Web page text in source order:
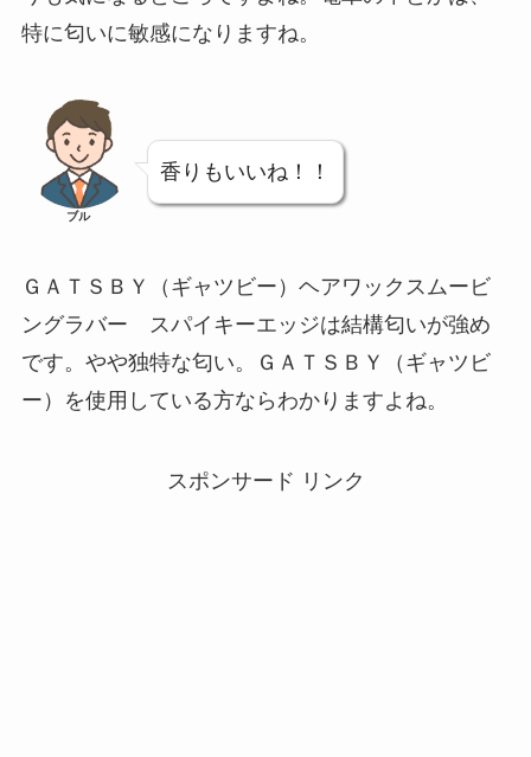
特に匂いに敏感になりますね。
ブル
香りもいいね！！
ＧＡＴＳＢＹ（ギャツビー）ヘアワックスムービ
ングラバー スパイキーエッジは結構匂いが強め
です。やや独特な匂い。ＧＡＴＳＢＹ（ギャツビ
ー）を使用している方ならわかりますよね。
スポンサード リンク